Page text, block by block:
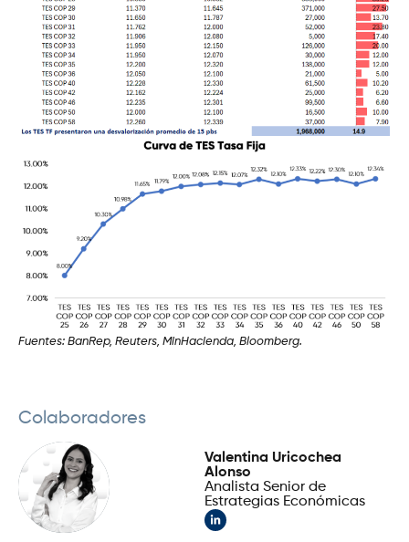
Fuentes: BanRep, Reuters, MinHacienda, Bloomberg.
Colaboradores
Valentina Uricochea
Alonso
Analista Senior de
Estrategias Económicas